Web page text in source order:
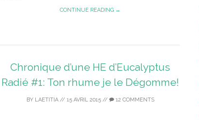
CONTINUE READING →
Chronique d’une HE d’Eucalyptus
Radié #1: Ton rhume je le Dégomme!
BY LAETITIA// 15 AVRIL 2015// 12 COMMENTS